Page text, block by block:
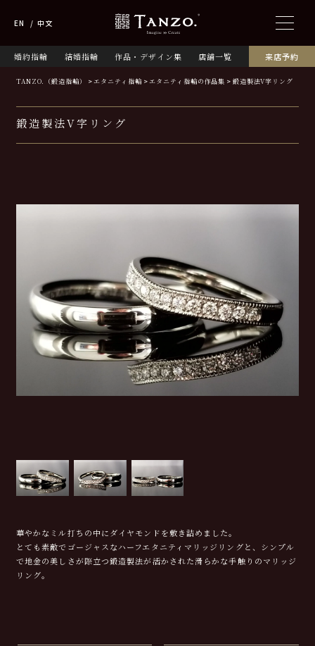
婚約指輪 結婚指輪 作品・デザイン集 店舗一覧 来店予約
EN 中文
TANZO.（鍛造指輪） エタニティ指輪 エタニティ指輪の作品集 鍛造製法V字リング
鍛造製法V字リング
華やかなミル打ちの中にダイヤモンドを敷き詰めました。
とても素敵でゴージャスなハーフエタニティマリッジリングと、シンプル
で地金の美しさが際立つ鍛造製法が活かされた滑らかな手触りのマリッジ
リング。